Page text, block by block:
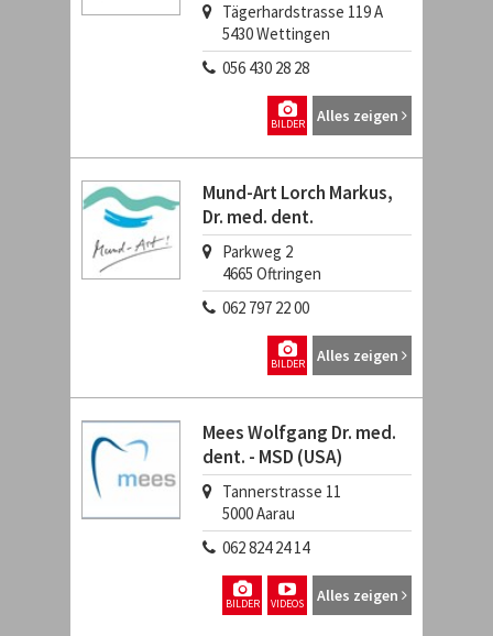
Tägerhardstrasse 119 A
5430Wettingen
056 430 28 28
Alles zeigen
BILDER
Mund-Art Lorch Markus,
Dr. med. dent.
Parkweg 2
4665 Oftringen
062 797 22 00
Alles zeigen
BILDER
Mees Wolfgang Dr. med.
dent. - MSD (USA)
Tannerstrasse 11
5000Aarau
062 824 24 14
Alles zeigen
VIDEOS
BILDER